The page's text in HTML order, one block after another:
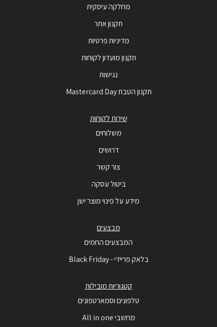
מחלקה עיסקית
תקנון אתר
מדיניות פרטיות
תקנון מועדון לקוחות
נגישות
תקנון הטבת Mastercard Day
שירות לקוחות
משלוחים
דרושים
צור קשר
ביטול עסקה
מידע על פינוי מוצר ישן
מבצעים
המבצעים החמים
בלאק פריידי - Black Friday
קטגוריות מובילות
טלפונים וסמארטפונים
מחשבי All in one